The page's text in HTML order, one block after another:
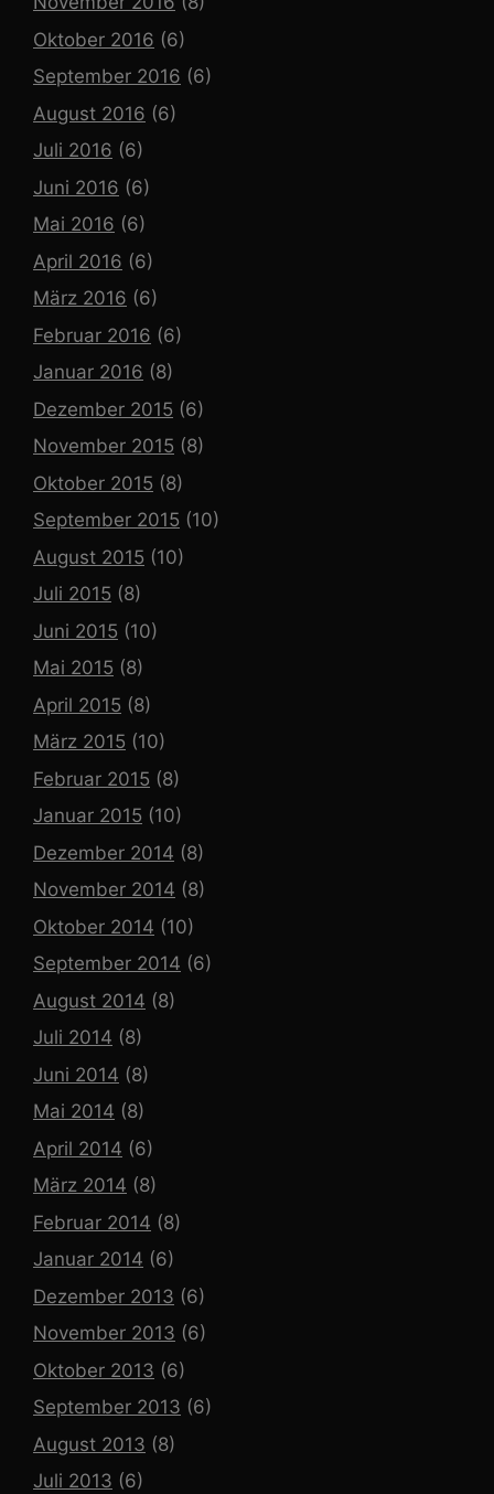
Oktober 2016 (6)
September 2016 (6)
August 2016 (6)
Juli 2016 (6)
Juni 2016 (6)
Mai 2016 (6)
April 2016 (6)
März 2016 (6)
Februar 2016 (6)
Januar 2016 (8)
Dezember 2015 (6)
November 2015 (8)
Oktober 2015 (8)
September 2015 (10)
August 2015 (10)
Juli 2015 (8)
Juni 2015 (10)
Mai 2015 (8)
April 2015 (8)
März 2015 (10)
Februar 2015 (8)
Januar 2015 (10)
Dezember 2014 (8)
November 2014 (8)
Oktober 2014 (10)
September 2014 (6)
August 2014 (8)
Juli 2014 (8)
Juni 2014 (8)
Mai 2014 (8)
April 2014 (6)
März 2014 (8)
Februar 2014 (8)
Januar 2014 (6)
Dezember 2013 (6)
November 2013 (6)
Oktober 2013 (6)
September 2013 (6)
August 2013 (8)
Juli 2013 (6)